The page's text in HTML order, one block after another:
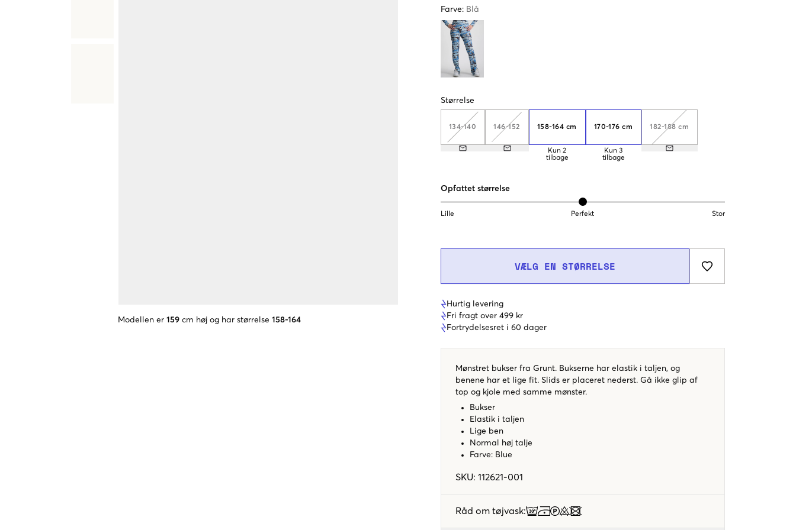
Modellen er 159 cm høj og har størrelse 158-164
Farve: Blå
Størrelse
134-140 146-152 158-164 cm
Kun 2
tilbage
170-176 cm
Kun 3
tilbage
182-188 cm
Opfattet størrelse
Lille Perfekt Stor
VÆLG EN STØRRELSE
Hurtig levering
Fri fragt over 499 kr
Fortrydelsesret i 60 dager
Mønstret bukser fra Grunt. Bukserne har elastik i taljen, og
benene har et lige fit. Slids er placeret nederst. Gå ikke glip af
top og kjole med samme mønster.
Bukser
Elastik i taljen
Lige ben
Normal høj talje
Farve: Blue
SKU: 112621-001
Råd om tøjvask: